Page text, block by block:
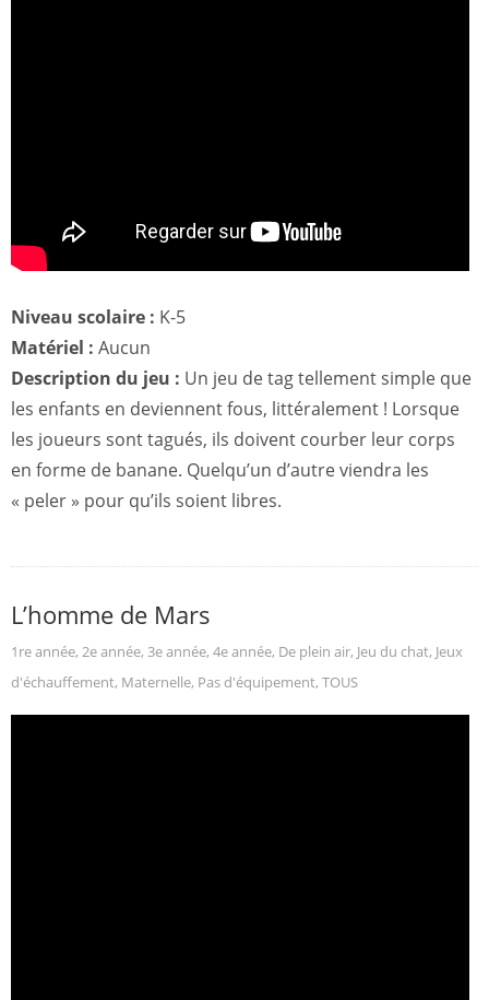
Niveau scolaire : K-5
Matériel : Aucun
Description du jeu : Un jeu de tag tellement simple que
les enfants en deviennent fous, littéralement ! Lorsque
les joueurs sont tagués, ils doivent courber leur corps
en forme de banane. Quelqu’un d’autre viendra les
« peler » pour qu’ils soient libres.
L’homme de Mars
1re année, 2e année, 3e année, 4e année, De plein air, Jeu du chat, Jeux
d'échauffement, Maternelle, Pas d'équipement, TOUS